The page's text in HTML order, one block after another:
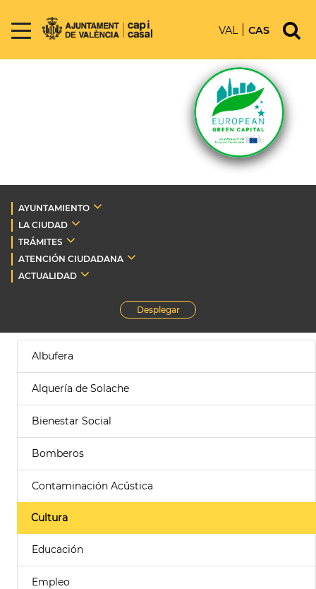
VAL CAS
AYUNTAMIENTO
LA CIUDAD
TRÁMITES
ATENCIÓN CIUDADANA
ACTUALIDAD
Desplegar
Albufera
Alquería de Solache
Bienestar Social
Bomberos
Contaminación Acústica
Cultura
Educación
Empleo